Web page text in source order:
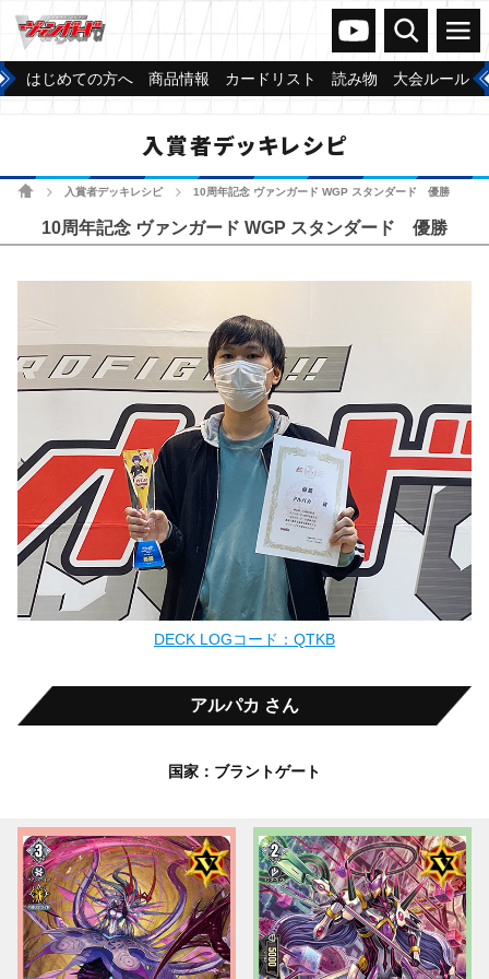
ヴァンガードch
検索 メニュー
はじめての方へ 商品情報 カードリスト 読み物 大会ルール
入賞者デッキレシピ
ホーム 入賞者デッキレシピ 10周年記念 ヴァンガード WGP スタンダード 優勝
10周年記念 ヴァンガード WGP スタンダード 優勝
DECK LOGコード：QTKB
アルパカ さん
国家：ブラントゲート